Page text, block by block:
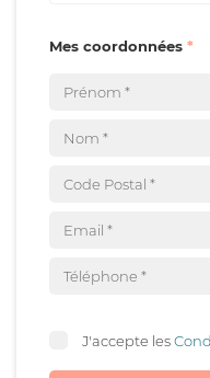
Mes coordonnées
J'accepte les